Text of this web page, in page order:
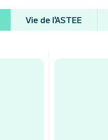
Vie de l'ASTEE